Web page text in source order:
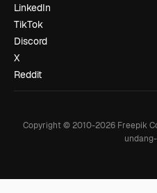
LinkedIn
TikTok
Discord
X
Reddit
Copyright © 2010-2026 Freepik